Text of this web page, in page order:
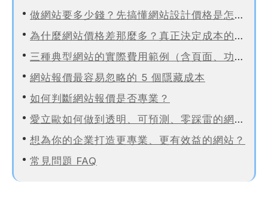
做網站要多少錢？先搞懂網站設計價格是怎麼來的
為什麼網站價格差那麼多？真正決定成本的5個因素
三種典型網站的實際費用範例（含頁面、功能與時程拆解）
網站報價最容易忽略的 5 個隱藏成本
如何判斷網站報價是否專業？
愛立歐如何做到透明、可預測、零踩雷的網站報價？
想為你的企業打造更專業、更有效益的網站？
常見問題 FAQ
類型 ※
網址
網站設計
旅宿網站設計
網站設計
化網站設計
網站設計